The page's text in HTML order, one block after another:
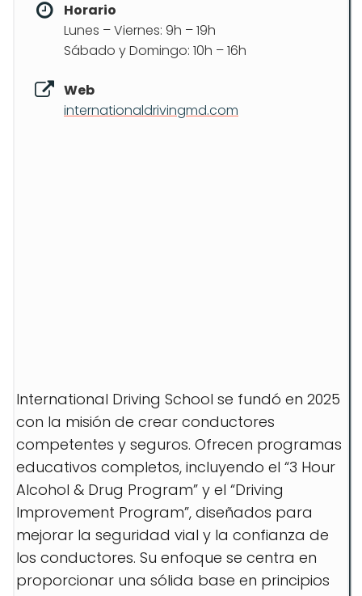
Horario
Lunes – Viernes: 9h – 19h
Sábado y Domingo: 10h – 16h
Web
internationaldrivingmd.com
International Driving School se fundó en 2025
con la misión de crear conductores
competentes y seguros. Ofrecen programas
educativos completos, incluyendo el “3 Hour
Alcohol & Drug Program” y el “Driving
Improvement Program”, diseñados para
mejorar la seguridad vial y la confianza de
los conductores. Su enfoque se centra en
proporcionar una sólida base en principios